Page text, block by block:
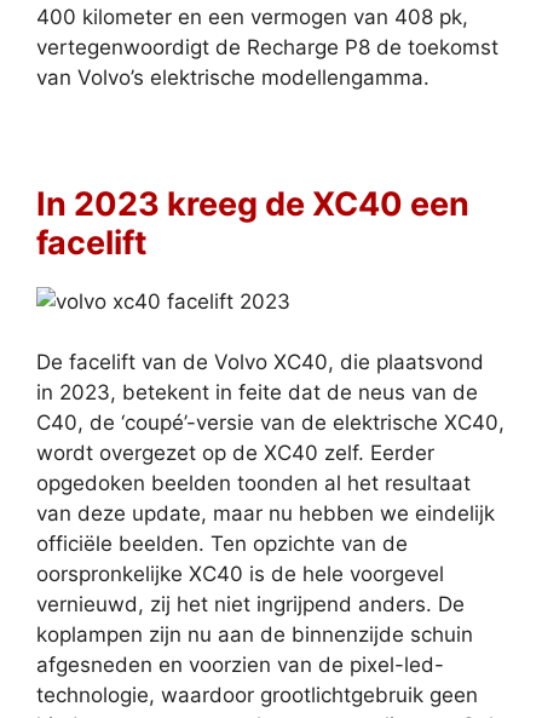
400 kilometer en een vermogen van 408 pk,
vertegenwoordigt de Recharge P8 de toekomst
van Volvo’s elektrische modellengamma.
In 2023 kreeg de XC40 een
facelift
De facelift van de Volvo XC40, die plaatsvond
in 2023, betekent in feite dat de neus van de
C40, de ‘coupé’-versie van de elektrische XC40,
wordt overgezet op de XC40 zelf. Eerder
opgedoken beelden toonden al het resultaat
van deze update, maar nu hebben we eindelijk
officiële beelden. Ten opzichte van de
oorspronkelijke XC40 is de hele voorgevel
vernieuwd, zij het niet ingrijpend anders. De
koplampen zijn nu aan de binnenzijde schuin
afgesneden en voorzien van de pixel-led-
technologie, waardoor grootlichtgebruik geen